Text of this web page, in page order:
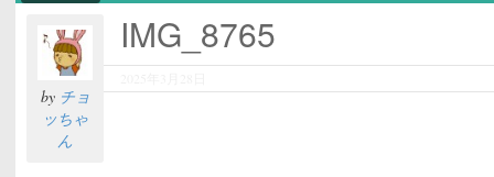
by チョ
ッちゃ
ん
IMG_8765